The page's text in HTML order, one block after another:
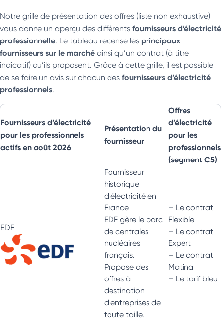
Notre grille de présentation des offres (liste non exhaustive)
vous donne un aperçu des différents fournisseurs d’électricité
professionnelle. Le tableau recense les principaux
fournisseurs sur le marché ainsi qu’un contrat (à titre
indicatif) qu’ils proposent. Grâce à cette grille, il est possible
de se faire un avis sur chacun des fournisseurs d’électricité
professionnels.
Fournisseurs d’électricité
pour les professionnels
actifs en août 2026
Présentation du
fournisseur
Offres
d’électricité
pour les
professionnels
(segment C5)
EDF
Fournisseur
historique
d’électricité en
France
EDF gère le parc
de centrales
nucléaires
français.
Propose des
offres à
destination
d’entreprises de
toute taille.
– Le contrat
Flexible
– Le contrat
Expert
– Le contrat
Matina
– Le tarif bleu